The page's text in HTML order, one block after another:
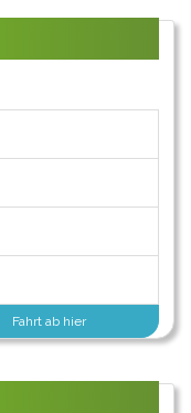
Fahrt ab hier